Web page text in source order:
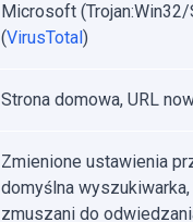
Microsoft
(VirusTotal)
Strona domowa, URL
Zmienione ustawienia
domyślna
zmuszani do